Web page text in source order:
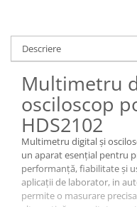
Descriere
Multimetru
osciloscop
HDS2102
Multimetru digital și
un aparat esențial pentru
performanță, fiabilitate și
aplicații de laborator, in
permite o masurare